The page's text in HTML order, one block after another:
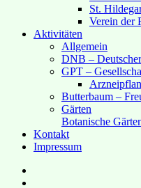
St.
Verein der
Aktivitäten
Allgemein
DNB –
GPT –
Butterbaum –
Gärten
Botanische
Kontakt
Impressum